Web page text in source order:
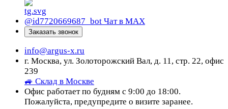
@id7720669687_bot Чат в МАХ
Заказать звонок
info@argus-x.ru
г. Москва, ул. Золоторожский Вал, д. 11, стр. 22, офис
239
🚙 Склад в Москве
Офис работает по будням с 9:00 до 18:00.
Пожалуйста, предупредите о визите заранее.